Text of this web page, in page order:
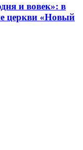
и вовек»: в
церкви «Новый